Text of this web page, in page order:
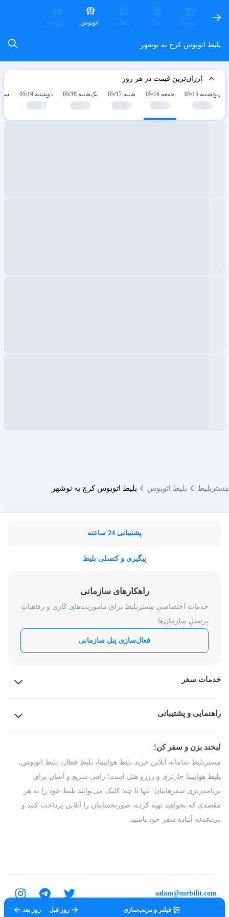
فیلتر و مرتب‌سازی روز قبل روز بعد
هواپیما هتل قطار اتوبوس سواری
بلیط اتوبوس کرج به نوشهر
ارزان‌ترین قیمت در هر روز
پنج‌شنبه 05/15 جمعه 05/16 شنبه 05/17 یک‌شنبه 05/18 دوشنبه 05/19
مِستربلیط بلیط اتوبوس بلیط اتوبوس کرج به نوشهر
پشتیبانی 24 ساعته
پیگیری و کنسلی بلیط
راهکارهای سازمانی
خدمات اختصاصیِ مِستربلیط برای ماموریت‌های کاری و رفاهیاتِ
پرسنلِ سازمان‌ها
فعال‌سازی پنل سازمانی
خدمات سفر
بلیط قطار
راهنمایی و پشتیبانی
شرایط و مقررات
راهکار سازمانی
فرصت‌های شغلی
درباره ما
لبخند بزن و سفر کن!
مِستربلیط سامانه آنلاین خرید بلیط هواپیما، بلیط قطار، بلیط اتوبوس،
بلیط هواپیما چارتری و رزرو هتل است؛ راهی سریع و آسان برای
برنامه‌ریزی سفرهایتان! تنها با چند کلیک می‌توانید بلیط خود را به هر
مقصدی که بخواهید تهیه کرده، صورتحسابتان را آنلاین پرداخت کنید و
بی‌دغدغه آماده سفر خود باشید.
تمامی حقوق برای شرکت عتیق گشت اصفهان محفوظ است.
salam@mrbilit.com